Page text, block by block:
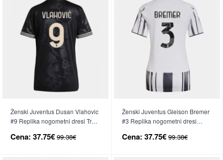
Ženski Juventus Dusan Vlahovic
#9 Replika nogometni dresi Tretji
Cena: 37.75€ 99.38€
Ženski Juventus Gleison Bremer
#3 Replika nogometni dresi
Cena: 37.75€ 99.38€